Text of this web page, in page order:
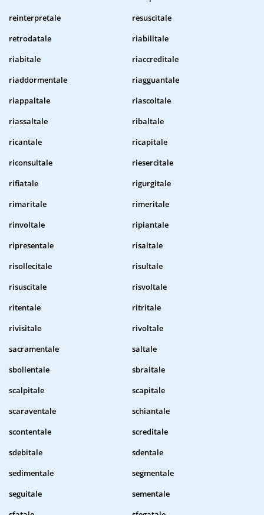
reinterpretale
resuscitale
retrodatale
riabilitale
riabitale
riaccreditale
riaddormentale
riagguantale
riappaltale
riascoltale
riassaltale
ribaltale
ricantale
ricapitale
riconsultale
riesercitale
rifiatale
rigurgitale
rimaritale
rimeritale
rinvoltale
ripiantale
ripresentale
risaltale
risollecitale
risultale
risuscitale
risvoltale
ritentale
ritritale
rivisitale
rivoltale
sacramentale
saltale
sbollentale
sbraitale
scalpitale
scapitale
scaraventale
schiantale
scontentale
screditale
sdebitale
sdentale
sedimentale
segmentale
seguitale
sementale